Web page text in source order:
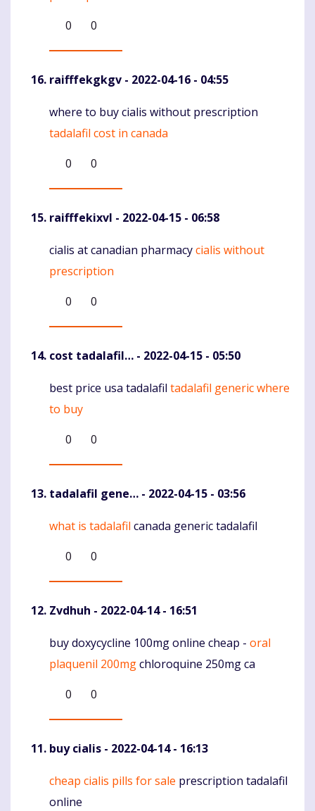
0
0
raifffekgkgv - 2022-04-16 - 04:55
Komentaras
where to buy cialis without prescription
tadalafil cost in canada
0
0
raifffekixvl - 2022-04-15 - 06:58
Komentaras
cialis at canadian pharmacycialis without
prescription
0
0
cost tadalafil… - 2022-04-15 - 05:50
Komentaras
best price usa tadalafil tadalafil generic where
to buy
0
0
tadalafil gene… - 2022-04-15 - 03:56
Komentaras
what is tadalafil canada generic tadalafil
0
0
Zvdhuh - 2022-04-14 - 16:51
Komentaras
buy doxycycline 100mg online cheap - oral
plaquenil 200mgchloroquine 250mg ca
0
0
buy cialis - 2022-04-14 - 16:13
Komentaras
cheap cialis pills for sale prescription tadalafil
online